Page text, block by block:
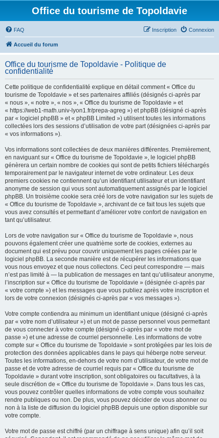
Office du tourisme de Topoldavie
FAQ Connexion
Inscription
Accueil du forum
Office du tourisme de Topoldavie - Politique de
confidentialité
Cette politique de confidentialité explique en détail comment « Office du
tourisme de Topoldavie » et ses partenaires affiliés (désignés ci-après par
« nous », « notre », « nos », « Office du tourisme de Topoldavie » et
« https://web1-math.univ-lyon1.fr/prepa-agreg ») et phpBB (désigné ci-après
par « logiciel phpBB » et « phpBB Limited ») utilisent toutes les informations
collectées lors des sessions d’utilisation de votre part (désignées ci-après par
« vos informations »).
Vos informations sont collectées de deux manières différentes. Premièrement,
en naviguant sur « Office du tourisme de Topoldavie », le logiciel phpBB
génèrera un certain nombre de cookies qui sont de petits fichiers téléchargés
temporairement par le navigateur internet de votre ordinateur. Les deux
premiers cookies ne contiennent qu’un identifiant utilisateur et un identifiant
anonyme de session qui vous sont automatiquement assignés par le logiciel
phpBB. Un troisième cookie sera créé lors de votre navigation sur les sujets de
« Office du tourisme de Topoldavie », archivant de ce fait tous les sujets que
vous avez consultés et permettant d’améliorer votre confort de navigation en
tant qu’utilisateur.
Lors de votre navigation sur « Office du tourisme de Topoldavie », nous
pouvons également créer une quatrième sorte de cookies, externes au
document qui est prévu pour couvrir uniquement les pages créées par le
logiciel phpBB. La seconde manière est de récupérer les informations que
vous nous envoyez et que nous collectons. Ceci peut correspondre — mais
n’est pas limité à — la publication de messages en tant qu’utilisateur anonyme,
l’inscription sur « Office du tourisme de Topoldavie » (désignée ci-après par
« votre compte ») et les messages que vous publiez après votre inscription et
lors de votre connexion (désignés ci-après par « vos messages »).
Votre compte contiendra au minimum un identifiant unique (désigné ci-après
par « votre nom d’utilisateur ») et un mot de passe personnel vous permettant
de vous connecter à votre compte (désigné ci-après par « votre mot de
passe ») et une adresse de courriel personnelle. Les informations de votre
compte sur « Office du tourisme de Topoldavie » sont protégées par les lois de
protection des données applicables dans le pays qui héberge notre serveur.
Toutes les informations, en-dehors de votre nom d’utilisateur, de votre mot de
passe et de votre adresse de courriel requis par « Office du tourisme de
Topoldavie » durant votre inscription, sont obligatoires ou facultatives, à la
seule discrétion de « Office du tourisme de Topoldavie ». Dans tous les cas,
vous pouvez contrôler quelles informations de votre compte vous souhaitez
rendre publiques ou non. De plus, vous pouvez décider de vous abonner ou
non à la liste de diffusion du logiciel phpBB depuis une option disponible sur
votre compte.
Votre mot de passe est chiffré (par un chiffrage à sens unique) afin qu’il soit